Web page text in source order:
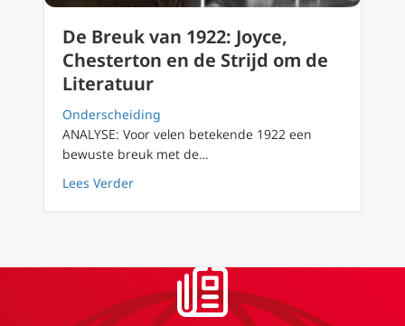
De Breuk van 1922: Joyce,
Chesterton en de Strijd om de
Literatuur
Onderscheiding
ANALYSE: Voor velen betekende 1922 een
bewuste breuk met de…
Lees Verderabout De Breuk van 1922: Joyce,